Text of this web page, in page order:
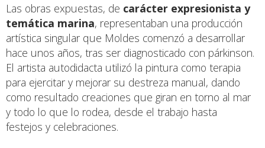
Las obras expuestas, de carácter expresionista y
temática marina, representaban una producción
artística singular que Moldes comenzó a desarrollar
hace unos años, tras ser diagnosticado con párkinson.
El artista autodidacta utilizó la pintura como terapia
para ejercitar y mejorar su destreza manual, dando
como resultado creaciones que giran en torno al mar
y todo lo que lo rodea, desde el trabajo hasta
festejos y celebraciones.